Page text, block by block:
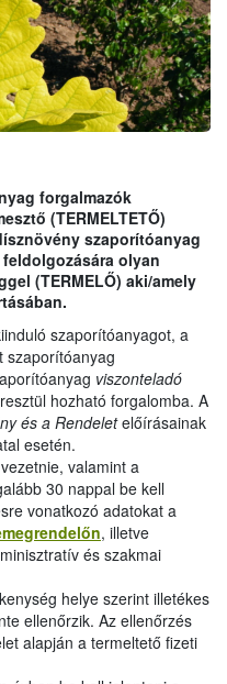
forgalmazók
(TERMELTETŐ)
szaporítóanyag
olyan
(TERMELŐ) aki/amely
szaporítóanyagot, a
szaporítóanyag
viszonteladó
hozható forgalomba. A
és a Rendeletelőírásainak
esetén.
valamint a
30 nappal be kell
vonatkozó adatokat a
, illetve
és szakmai
helye szerint illetékes
ellenőrzik. Az ellenőrzés
alapján a termeltető fizeti